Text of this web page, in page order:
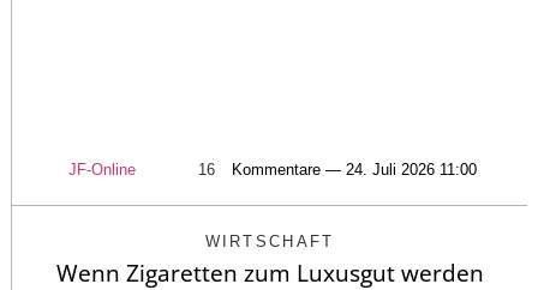
JF-Online 16 Kommentare — 24. Juli 2026 11:00
WIRTSCHAFT
Wenn Zigaretten zum Luxusgut werden